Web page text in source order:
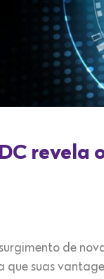
revela
de
que suas